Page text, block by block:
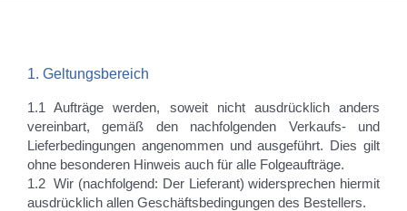
1. Geltungsbereich
1.1 Aufträge werden, soweit nicht ausdrücklich anders
vereinbart, gemäß den nachfolgenden Verkaufs- und
Lieferbedingungen angenommen und ausgeführt. Dies gilt
ohne besonderen Hinweis auch für alle Folgeaufträge.
1.2 Wir (nachfolgend: Der Lieferant) widersprechen hiermit
ausdrücklich allen Geschäftsbedingungen des Bestellers.